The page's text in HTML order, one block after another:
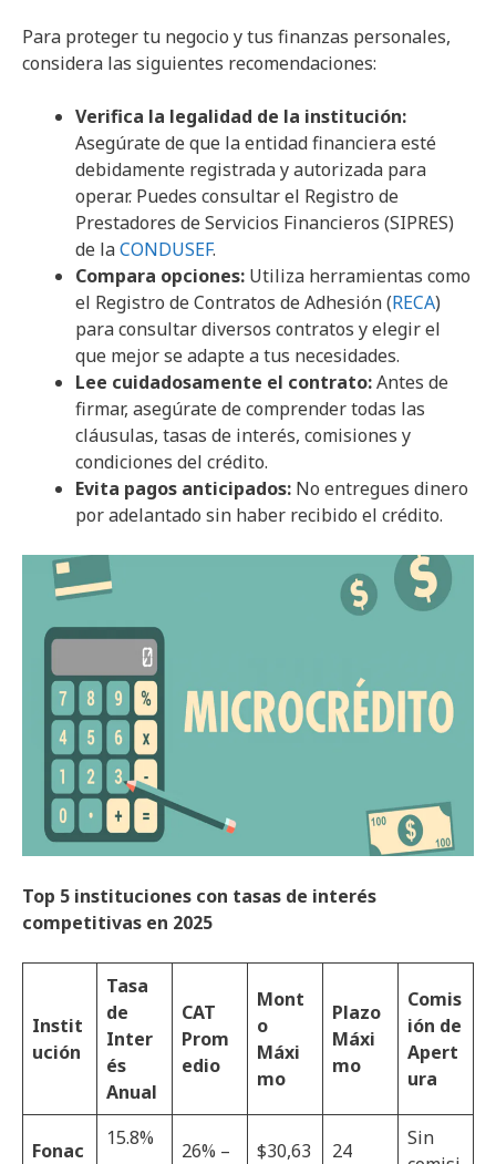
Para proteger tu negocio y tus finanzas personales,
considera las siguientes recomendaciones:
Verifica la legalidad de la institución:
Asegúrate de que la entidad financiera esté
debidamente registrada y autorizada para
operar. Puedes consultar el Registro de
Prestadores de Servicios Financieros (SIPRES)
de laCONDUSEF.
Compara opciones: Utiliza herramientas como
el Registro de Contratos de Adhesión (RECA)
para consultar diversos contratos y elegir el
que mejor se adapte a tus necesidades.
Lee cuidadosamente el contrato:Antes de
firmar, asegúrate de comprender todas las
cláusulas, tasas de interés, comisiones y
condiciones del crédito.
Evita pagos anticipados: No entregues dinero
por adelantado sin haber recibido el crédito.
Top 5 instituciones con tasas de interés
competitivas en 2025
Instit
ución
Tasa
de
Inter
és
Anual
CAT
Prom
edio
Mont
o
Máxi
mo
Plazo
Máxi
mo
Comis
ión de
Apert
ura
Fonac
15.8%
26% – $30,63 24
Sin